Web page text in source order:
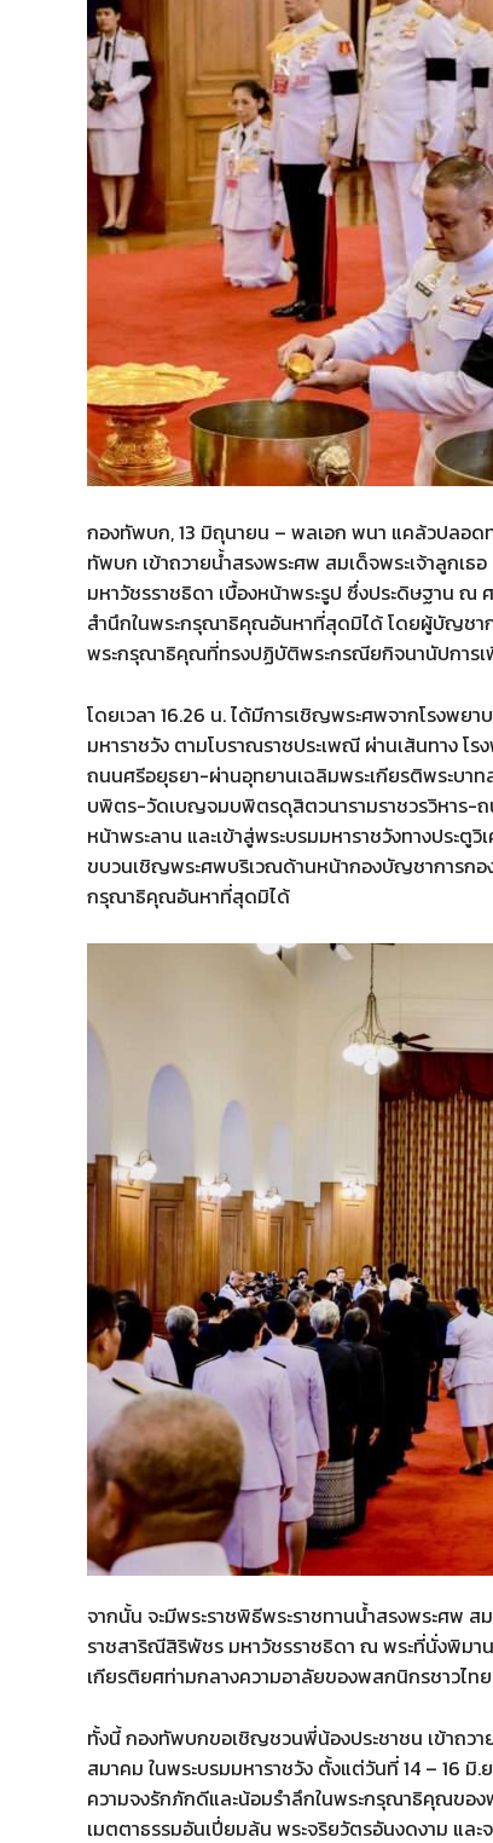
กองทัพบก, 13 มิถุนายน – พลเอก พนา แคล้วปล
ทัพบก เข้าถวายน้ำสรงพระศพ สมเด็จพระเจ้าลูกเ
มหาวัชรราชธิดา เบื้องหน้าพระรูป ซึ่งประดิษฐาน ณ
สำนึกในพระกรุณาธิคุณอันหาที่สุดมิได้ โดยผู้บัญชา
พระกรุณาธิคุณที่ทรงปฏิบัติพระกรณียกิจนานัปการเ
โดยเวลา 16.26 น. ได้มีการเชิญพระศพจากโรงพ
มหาราชวัง ตามโบราณราชประเพณี ผ่านเส้นทาง
ถนนศรีอยุธยา-ผ่านอุทยานเฉลิมพระเกียรติพระบา
บพิตร-วัดเบญจมบพิตรดุสิตวนารามราชวรวิหาร-
หน้าพระลาน และเข้าสู่พระบรมมหาราชวังทางประ
ขบวนเชิญพระศพบริเวณด้านหน้ากองบัญชาการกอ
กรุณาธิคุณอันหาที่สุดมิได้
จากนั้น จะมีพระราชพิธีพระราชทานน้ำสรงพระศพ ส
ราชสาริณีสิริพัชร มหาวัชรราชธิดา ณ พระที่นั่งพิมา
เกียรติยศท่ามกลางความอาลัยของพสกนิกรชาวไท
ทั้งนี้ กองทัพบกขอเชิญชวนพี่น้องประชาชน เข้าถวา
สมาคม ในพระบรมมหาราชวัง ตั้งแต่วันที่ 14 – 16
ความจงรักภักดีและน้อมรำลึกในพระกรุณาธิคุณขอ
เมตตาธรรมอันเปี่ยมล้น พระจริยวัตรอันงดงาม และ